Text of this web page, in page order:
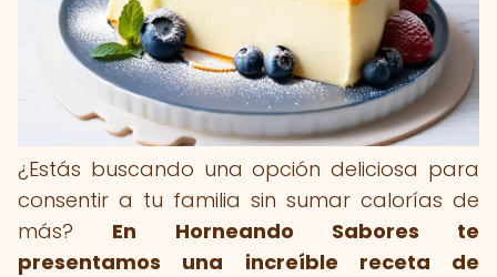
¿Estás buscando una opción deliciosa para
consentir a tu familia sin sumar calorías de
más? En Horneando Sabores te
presentamos una increíble receta de